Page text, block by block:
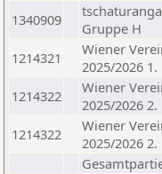
1340909
Gruppe H
1214321
Wiener
2025/2026 1.
1214322
Wiener
2025/2026 2.
1214322
Wiener
2025/2026 2.